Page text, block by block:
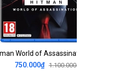
Hitman World of Assassination like new
1.100.000₫